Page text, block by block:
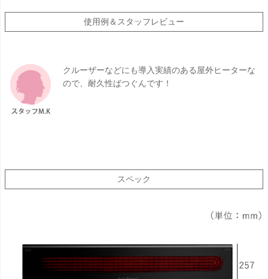
使用例＆スタッフレビュー
クルーザーなどにも導入実績のある屋外ヒーターな
ので、耐久性ばつぐんです！
スペック